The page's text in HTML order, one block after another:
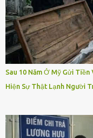
Sau 10 Năm Ở Mỹ Gửi
Hiện Sự Thật Lạnh Người